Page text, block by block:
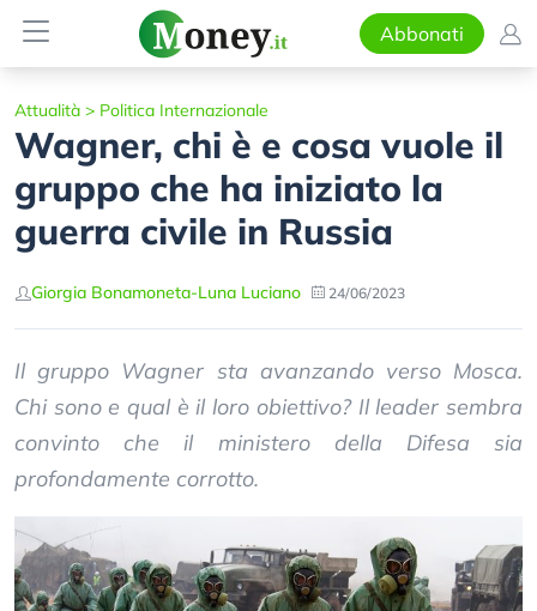
Abbonati
Attualità > Politica Internazionale
Wagner, chi è e cosa vuole il
gruppo che ha iniziato la
guerra civile in Russia
Giorgia Bonamoneta-Luna Luciano 24/06/2023
Il gruppo Wagner sta avanzando verso Mosca.
Chi sono e qual è il loro obiettivo? Il leader sembra
convinto che il ministero della Difesa sia
profondamente corrotto.